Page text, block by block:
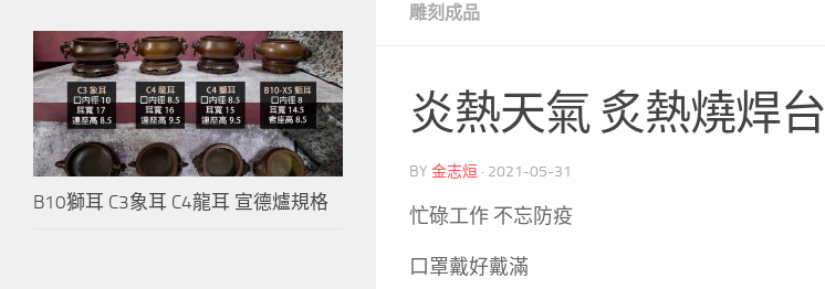
雕刻成品
炎熱天氣 炙熱燒焊台
BY 金志烜 · 2021-05-31
忙碌工作 不忘防疫
口罩戴好戴滿
B10獅耳 C3象耳 C4龍耳 宣德爐規格